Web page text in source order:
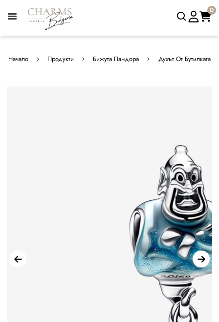
0
Начало Продукти Бижута Пандора Духът От Бутилката